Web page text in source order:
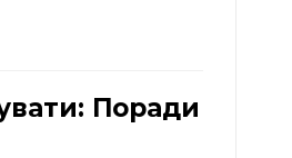
Поради